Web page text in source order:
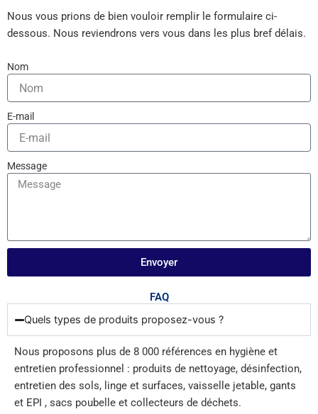
Nous vous prions de bien vouloir remplir le formulaire ci-
dessous. Nous reviendrons vers vous dans les plus bref délais.
Nom
E-mail
Message
Envoyer
FAQ
Quels types de produits proposez-vous ?
Nous proposons plus de 8 000 références en hygiène et
entretien professionnel : produits de nettoyage, désinfection,
entretien des sols, linge et surfaces, vaisselle jetable, gants
et EPI , sacs poubelle et collecteurs de déchets.